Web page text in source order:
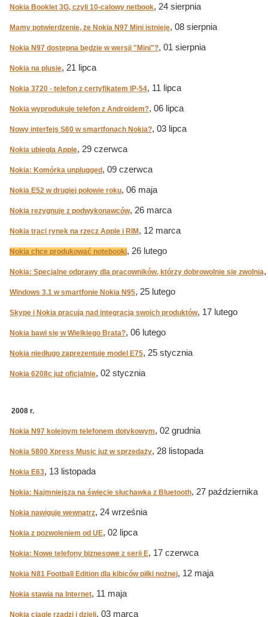
Nokia Booklet 3G, czyli 10-calowy netbook, 24 sierpnia
Mamy potwierdzenie, że Nokia N97 Mini istnieje, 08 sierpnia
Nokia N97 dostępna będzie w wersji "Mini"?, 01 sierpnia
Nokia na plusie, 21 lipca
Nokia 3720 - telefon z certyfikatem IP-54, 11 lipca
Nokia wyprodukuje telefon z Androidem?, 06 lipca
Nowy interfejs S60 w smartfonach Nokia?, 03 lipca
Nokia ubiegła Apple, 29 czerwca
Nokia: Komórka unplugged , 09 czerwca
Nokia E52 w drugiej połowie roku, 06 maja
Nokia rezygnuje z podwykonawców, 26 marca
Nokia traci rynek na rzecz Apple i RIM , 12 marca
Nokia chce produkować notebooki, 26 lutego
Nokia: Specjalne odprawy dla pracowników, którzy dobrowolnie się zwolnią
Windows 3.1 w smartfonie Nokia N95, 25 lutego
Skype i Nokia pracują nad integracją swoich produktów, 17 lutego
Nokia bawi się w Wielkiego Brata?, 06 lutego
Nokia niedługo zaprezentuje model E75, 25 stycznia
Nokia 6208c już oficjalnie, 02 stycznia
2008 r.
Nokia N97 kolejnym telefonem dotykowym, 02 grudnia
Nokia 5800 Xpress Music już w sprzedaży, 28 listopada
Nokia E63, 13 listopada
Nokia: Najmniejsza na świecie słuchawka z Bluetooth, 27 października
Nokia nawiguje wewnątrz, 24 września
Nokia z pozwoleniem od UE, 02 lipca
Nokia: Nowe telefony biznesowe z serii E, 17 czerwca
Nokia N81 Football Edition dla kibiców piłki nożnej, 12 maja
Nokia stawia na Internet, 11 maja
Nokia ciągle rządzi i dzieli, 03 marca